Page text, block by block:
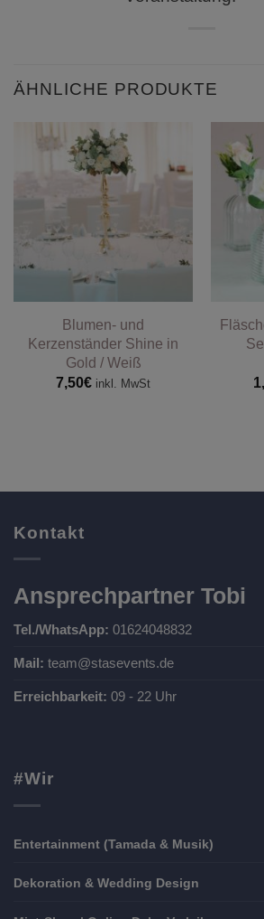
ÄHNLICHE PRODUKTE
Blumen- und
Kerzenständer Shine in
Gold / Weiß
7,50€ inkl. MwSt
Kontakt
Ansprechpartner Tobi
Tel./WhatsApp: 01624048832
Mail: team@stasevents.de
Erreichbarkeit: 09 - 22 Uhr
#Wir
Entertainment (Tamada & Musik)
Dekoration & Wedding Design